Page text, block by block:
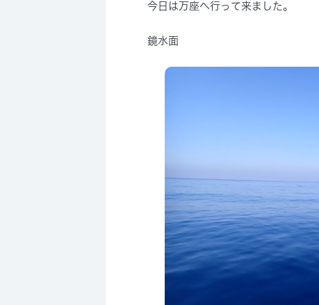
今日は万座へ行って来ました。
鏡水面